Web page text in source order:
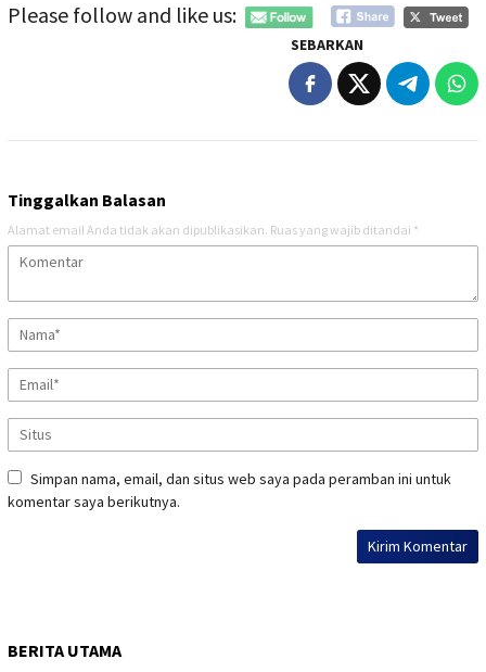
Please follow and like us:
SEBARKAN
Tinggalkan Balasan
Alamat email Anda tidak akan dipublikasikan. Ruas yang wajib ditandai *
Simpan nama, email, dan situs web saya pada peramban ini untuk
komentar saya berikutnya.
BERITA UTAMA